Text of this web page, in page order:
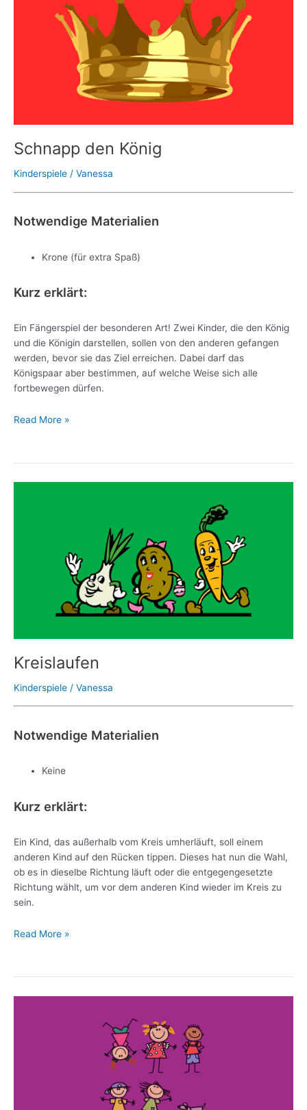
Schnapp den König
Kinderspiele / Vanessa
Notwendige Materialien
Krone (für extra Spaß)
Kurz erklärt:
Ein Fängerspiel der besonderen Art! Zwei Kinder, die den König
und die Königin darstellen, sollen von den anderen gefangen
werden, bevor sie das Ziel erreichen. Dabei darf das
Königspaar aber bestimmen, auf welche Weise sich alle
fortbewegen dürfen.
Read More »
Kreislaufen
Kinderspiele / Vanessa
Notwendige Materialien
Keine
Kurz erklärt:
Ein Kind, das außerhalb vom Kreis umherläuft, soll einem
anderen Kind auf den Rücken tippen. Dieses hat nun die Wahl,
ob es in dieselbe Richtung läuft oder die entgegengesetzte
Richtung wählt, um vor dem anderen Kind wieder im Kreis zu
sein.
Read More »